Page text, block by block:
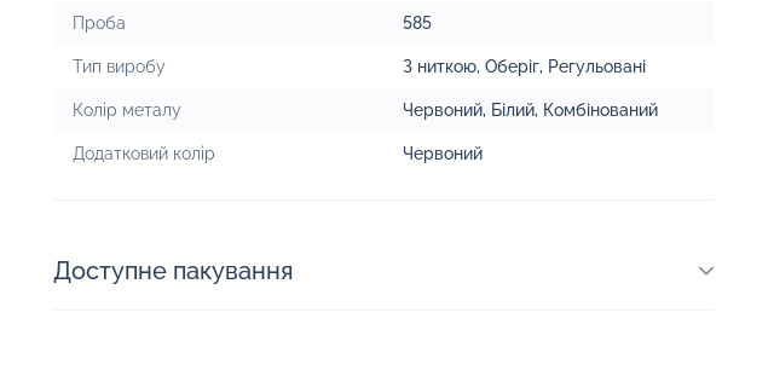
Проба 585
Тип виробу З ниткою, Оберіг, Регульовані
Колір металу Червоний, Білий, Комбінований
Додатковий колір Червоний
Доступне пакування